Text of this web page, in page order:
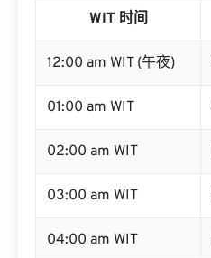
WIT 时间
12:00 am WIT (午夜)
01:00 am WIT
02:00 am WIT
03:00 am WIT
04:00 am WIT